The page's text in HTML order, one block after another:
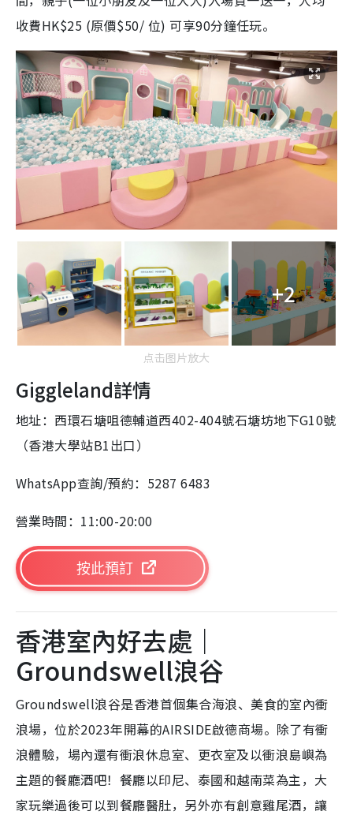
收費HK$25 (原價$50/ 位) 可享90分鐘任玩。
+2
点击图片放大
Giggleland詳情
地址：西環石塘咀德輔道西402-404號石塘坊地下G10號
（香港大學站B1出口）
WhatsApp查詢/預約：5287 6483
營業時間：11:00-20:00
按此預訂
香港室內好去處｜
Groundswell浪谷
Groundswell浪谷是香港首個集合海浪、美食的室內衝
浪場，位於2023年開幕的AIRSIDE啟德商場。除了有衝
浪體驗，場內還有衝浪休息室、更衣室及以衝浪島嶼為
主題的餐廳酒吧！餐廳以印尼、泰國和越南菜為主，大
家玩樂過後可以到餐廳醫肚，另外亦有創意雞尾酒，讓